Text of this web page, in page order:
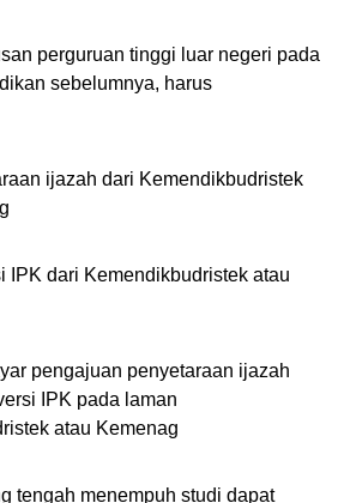
perguruan tinggi luar negeri pada
sebelumnya, harus
ijazah dari Kemendikbudristek
IPK dari Kemendikbudristek atau
pengajuan penyetaraan ijazah
IPK pada laman
atau Kemenag
tengah menempuh studi dapat